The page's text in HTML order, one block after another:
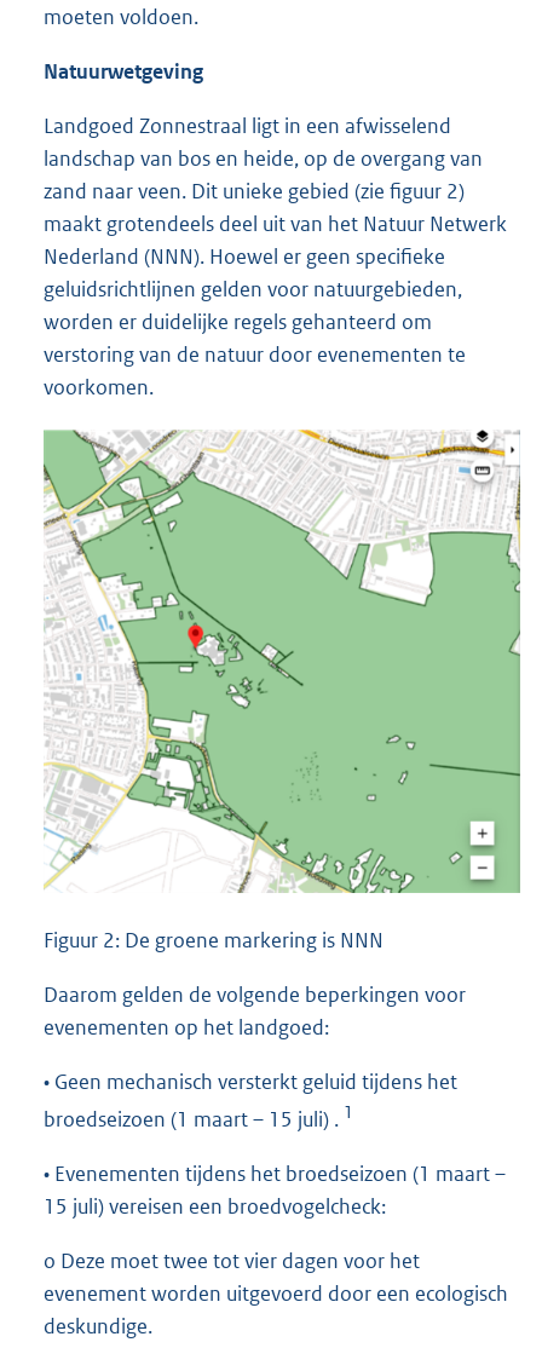
moeten voldoen.
Natuurwetgeving
Landgoed Zonnestraal ligt in een afwisselend
landschap van bos en heide, op de overgang van
zand naar veen. Dit unieke gebied (zie figuur 2)
maakt grotendeels deel uit van het Natuur Netwerk
Nederland (NNN). Hoewel er geen specifieke
geluidsrichtlijnen gelden voor natuurgebieden,
worden er duidelijke regels gehanteerd om
verstoring van de natuur door evenementen te
voorkomen.
Figuur 2: De groene markering is NNN
Daarom gelden de volgende beperkingen voor
evenementen op het landgoed:
• Geen mechanisch versterkt geluid tijdens het
broedseizoen (1 maart – 15 juli) . 1
• Evenementen tijdens het broedseizoen (1 maart –
15 juli) vereisen een broedvogelcheck:
o Deze moet twee tot vier dagen voor het
evenement worden uitgevoerd door een ecologisch
deskundige.